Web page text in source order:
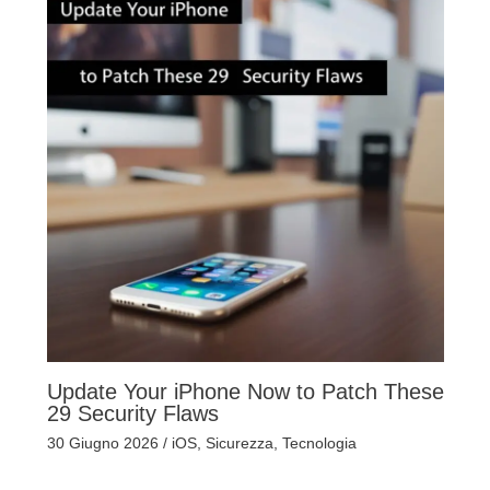
Update Your iPhone Now to Patch These
29 Security Flaws
30 Giugno 2026 / iOS, Sicurezza, Tecnologia